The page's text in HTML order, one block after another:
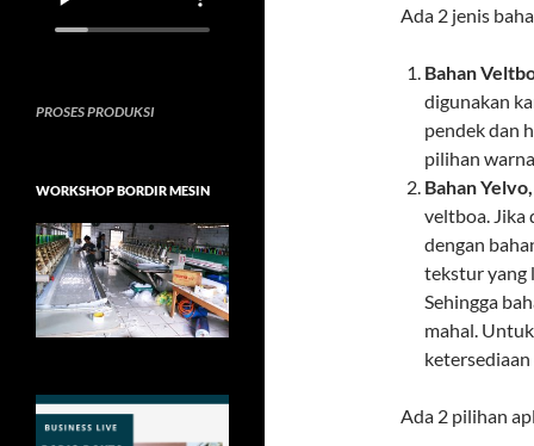
Ada 2 jenis
Bahan
digunakan
pendek dan
pilihan
Bahan Yelvo,
veltboa. Jika
dengan
tekstur yang
Sehingga
mahal.
Ada 2 pilihan
PROSES PRODUKSI
WORKSHOP BORDIR MESIN